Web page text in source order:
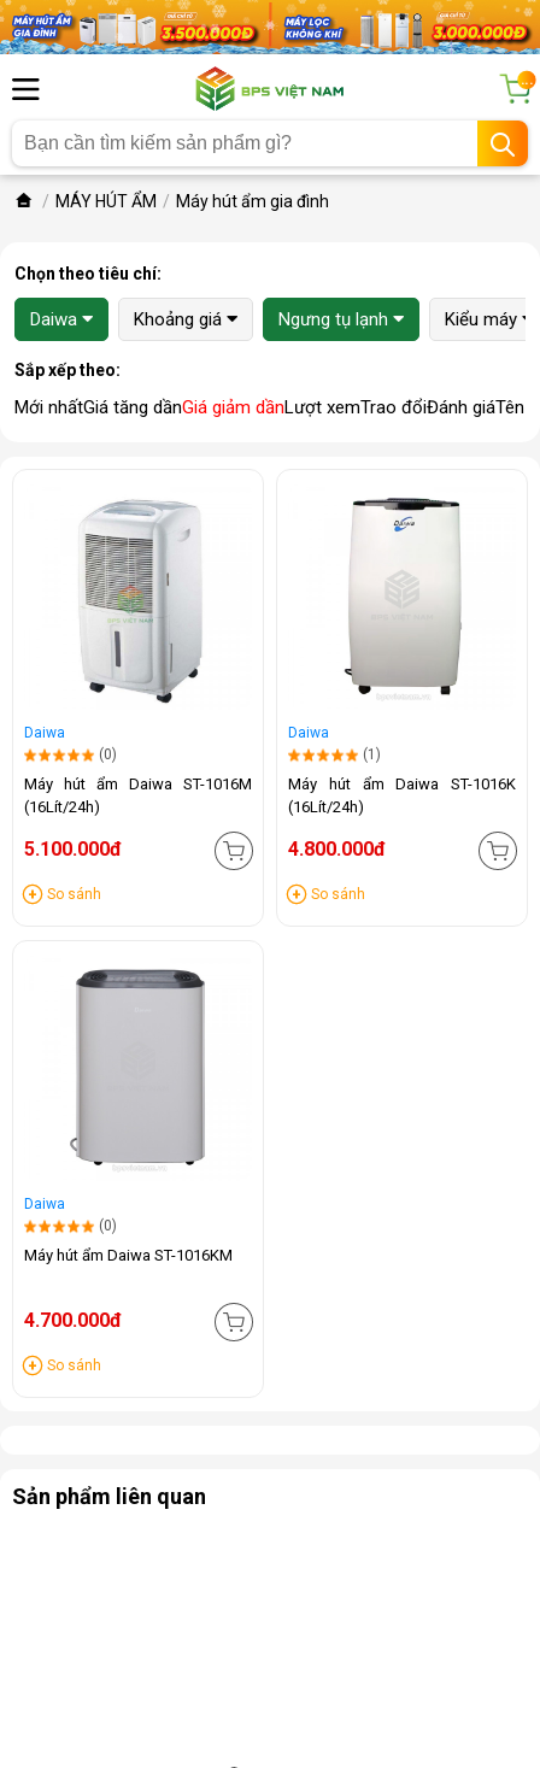
...
MÁY HÚT ẨM Máy hút ẩm gia đình
Chọn theo tiêu chí:
Daiwa Khoảng giá Ngưng tụ lạnh Kiểu máy
Sắp xếp theo:
Mới nhấtGiá tăng dầnGiá giảm dầnLượt xemTrao đổiĐánh giáTên
Daiwa
(0)
Máy hút ẩm Daiwa ST-1016M
(16Lít/24h)
5.100.000đ
So sánh
Daiwa
(1)
Máy hút ẩm Daiwa ST-1016K
(16Lít/24h)
4.800.000đ
So sánh
Daiwa
(0)
Máy hút ẩm Daiwa ST-1016KM
4.700.000đ
So sánh
Sản phẩm liên quan